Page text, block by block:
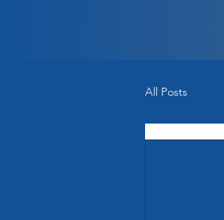
All Posts